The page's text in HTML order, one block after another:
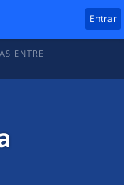
Entrar
ENTRE